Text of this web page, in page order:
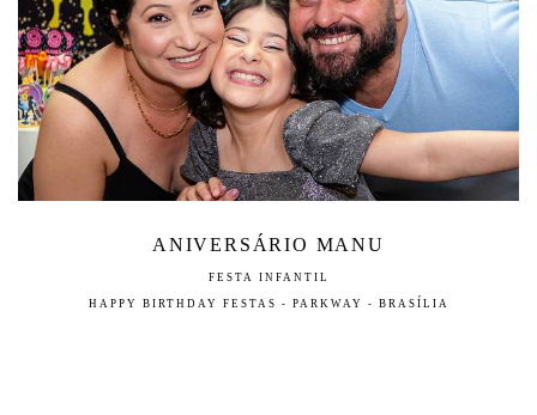
ANIVERSÁRIO MANU
FESTA INFANTIL
HAPPY BIRTHDAY FESTAS - PARKWAY - BRASÍLIA